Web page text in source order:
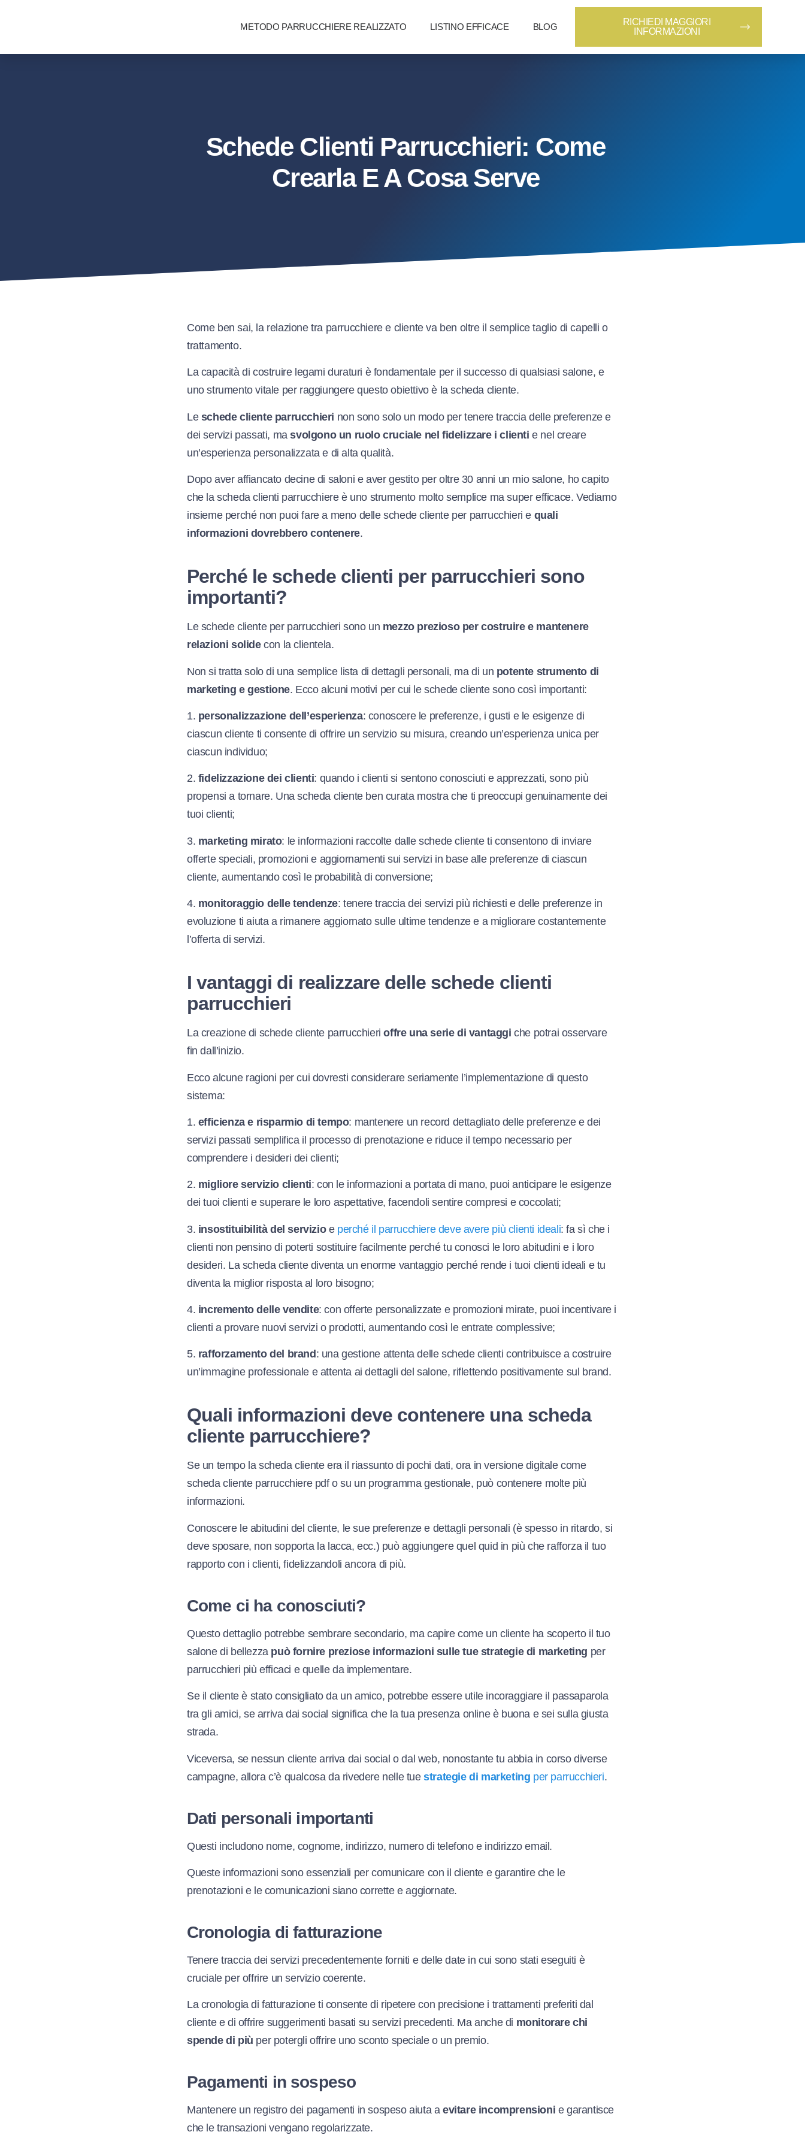
METODO PARRUCCHIERE REALIZZATO LISTINO EFFICACE BLOG
RICHIEDI MAGGIORI
INFORMAZIONI
Schede Clienti Parrucchieri: Come
Crearla E A Cosa Serve
Come ben sai, la relazione tra parrucchiere e cliente va ben oltre il semplice taglio di capelli o
trattamento.
La capacità di costruire legami duraturi è fondamentale per il successo di qualsiasi salone, e
uno strumento vitale per raggiungere questo obiettivo è la scheda cliente.
Le schede cliente parrucchieri non sono solo un modo per tenere traccia delle preferenze e
dei servizi passati, masvolgono un ruolo cruciale nel fidelizzare i clienti e nel creare
un’esperienza personalizzata e di alta qualità.
Dopo aver affiancato decine di saloni e aver gestito per oltre 30 anni un mio salone, ho capito
che la scheda clienti parrucchiere è uno strumento molto semplice ma super efficace. Vediamo
insieme perché non puoi fare a meno delle schede cliente per parrucchieri e quali
informazioni dovrebbero contenere.
Perché le schede clienti per parrucchieri sono
importanti?
Le schede cliente per parrucchieri sono un mezzo prezioso per costruire e mantenere
relazioni solidecon la clientela.
Non si tratta solo di una semplice lista di dettagli personali, ma di un potente strumento di
marketing e gestione. Ecco alcuni motivi per cui le schede cliente sono così importanti:
1. personalizzazione dell’esperienza: conoscere le preferenze, i gusti e le esigenze di
ciascun cliente ti consente di offrire un servizio su misura, creando un’esperienza unica per
ciascun individuo;
2. fidelizzazione dei clienti: quando i clienti si sentono conosciuti e apprezzati, sono più
propensi a tornare. Una scheda cliente ben curata mostra che ti preoccupi genuinamente dei
tuoi clienti;
3. marketing mirato: le informazioni raccolte dalle schede cliente ti consentono di inviare
offerte speciali, promozioni e aggiornamenti sui servizi in base alle preferenze di ciascun
cliente, aumentando così le probabilità di conversione;
4. monitoraggio delle tendenze: tenere traccia dei servizi più richiesti e delle preferenze in
evoluzione ti aiuta a rimanere aggiornato sulle ultime tendenze e a migliorare costantemente
l’offerta di servizi.
I vantaggi di realizzare delle schede clienti
parrucchieri
La creazione di schede cliente parrucchierioffre una serie di vantaggiche potrai osservare
fin dall’inizio.
Ecco alcune ragioni per cui dovresti considerare seriamente l’implementazione di questo
sistema:
1. efficienza e risparmio di tempo: mantenere un record dettagliato delle preferenze e dei
servizi passati semplifica il processo di prenotazione e riduce il tempo necessario per
comprendere i desideri dei clienti;
2. migliore servizio clienti: con le informazioni a portata di mano, puoi anticipare le esigenze
dei tuoi clienti e superare le loro aspettative, facendoli sentire compresi e coccolati;
3. insostituibilità del servizioe perché il parrucchiere deve avere più clienti ideali: fa sì che i
clienti non pensino di poterti sostituire facilmente perché tu conosci le loro abitudini e i loro
desideri. La scheda cliente diventa un enorme vantaggio perché rende i tuoi clienti ideali e tu
diventa la miglior risposta al loro bisogno;
4. incremento delle vendite: con offerte personalizzate e promozioni mirate, puoi incentivare i
clienti a provare nuovi servizi o prodotti, aumentando così le entrate complessive;
5. rafforzamento del brand : una gestione attenta delle schede clienti contribuisce a costruire
un’immagine professionale e attenta ai dettagli del salone, riflettendo positivamente sul brand.
Quali informazioni deve contenere una scheda
cliente parrucchiere?
Se un tempo la scheda cliente era il riassunto di pochi dati, ora in versione digitale come
scheda cliente parrucchiere pdf o su un programma gestionale, può contenere molte più
informazioni.
Conoscere le abitudini del cliente, le sue preferenze e dettagli personali (è spesso in ritardo, si
deve sposare, non sopporta la lacca, ecc.) può aggiungere quel quid in più che rafforza il tuo
rapporto con i clienti, fidelizzandoli ancora di più.
Come ci ha conosciuti?
Questo dettaglio potrebbe sembrare secondario, ma capire come un cliente ha scoperto il tuo
salone di bellezza può fornire preziose informazioni sulle tue strategie di marketing per
parrucchieri più efficaci e quelle da implementare.
Se il cliente è stato consigliato da un amico, potrebbe essere utile incoraggiare il passaparola
tra gli amici, se arriva dai social significa che la tua presenza online è buona e sei sulla giusta
strada.
Viceversa, se nessun cliente arriva dai social o dal web, nonostante tu abbia in corso diverse
campagne, allora c’è qualcosa da rivedere nelle tuestrategie di marketing per parrucchieri.
Dati personali importanti
Questi includono nome, cognome, indirizzo, numero di telefono e indirizzo email.
Queste informazioni sono essenziali per comunicare con il cliente e garantire che le
prenotazioni e le comunicazioni siano corrette e aggiornate.
Cronologia di fatturazione
Tenere traccia dei servizi precedentemente forniti e delle date in cui sono stati eseguiti è
cruciale per offrire un servizio coerente.
La cronologia di fatturazione ti consente di ripetere con precisione i trattamenti preferiti dal
cliente e di offrire suggerimenti basati su servizi precedenti. Ma anche di monitorare chi
spende di più per potergli offrire uno sconto speciale o un premio.
Pagamenti in sospeso
Mantenere un registro dei pagamenti in sospeso aiuta a evitare incomprensioni e garantisce
che le transazioni vengano regolarizzate.